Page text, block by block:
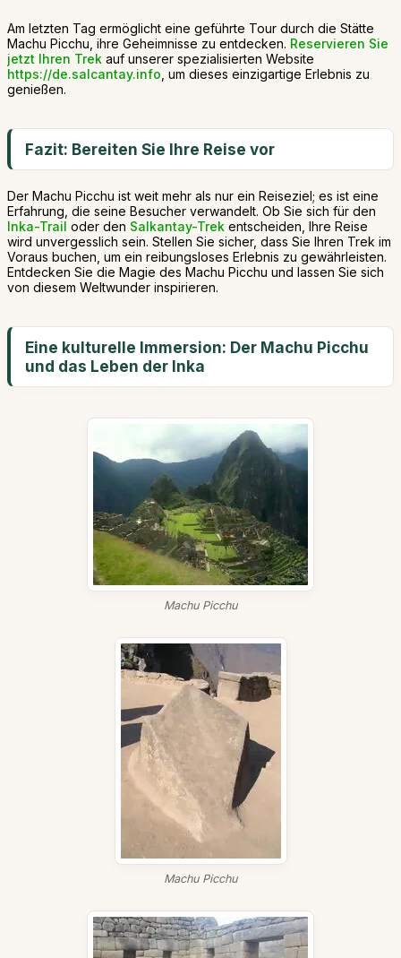
Am letzten Tag ermöglicht eine geführte Tour durch die Stätte
Machu Picchu, ihre Geheimnisse zu entdecken. Reservieren Sie
jetzt Ihren Trek auf unserer spezialisierten Website
https://de.salcantay.info , um dieses einzigartige Erlebnis zu
genießen.
Fazit: Bereiten Sie Ihre Reise vor
Der Machu Picchu ist weit mehr als nur ein Reiseziel; es ist eine
Erfahrung, die seine Besucher verwandelt. Ob Sie sich für den
Inka-Trail oder den Salkantay-Trek entscheiden, Ihre Reise
wird unvergesslich sein. Stellen Sie sicher, dass Sie Ihren Trek im
Voraus buchen, um ein reibungsloses Erlebnis zu gewährleisten.
Entdecken Sie die Magie des Machu Picchu und lassen Sie sich
von diesem Weltwunder inspirieren.
Eine kulturelle Immersion: Der Machu Picchu
und das Leben der Inka
Machu Picchu
Machu Picchu